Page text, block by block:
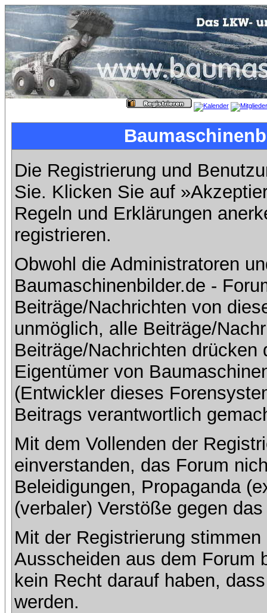
Die Registrierung und
Sie. Klicken Sie auf
Regeln und Erklärungen
registrieren.
Obwohl die Administratoren
Baumaschinenbilder.de -
Beiträge/Nachrichten von
unmöglich, alle Beiträge/
Beiträge/Nachrichten
Eigentümer von
(Entwickler dieses
Beitrags verantwortlich
Mit dem Vollenden der
einverstanden, das Forum
Beleidigungen, Propaganda
(verbaler) Verstöße gegen
Mit der Registrierung
Ausscheiden aus dem Forum
kein Recht darauf haben,
werden.